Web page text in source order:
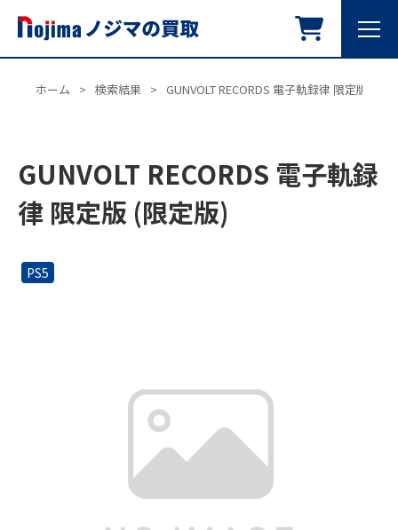
ホーム > 検索結果 > GUNVOLT RECORDS 電子軌録律 限定版 (限
GUNVOLT RECORDS 電子軌録
律 限定版 (限定版)
PS5